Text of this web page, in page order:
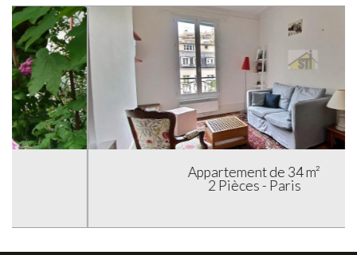
Appartement de 34 m²
2 Pièces - Paris